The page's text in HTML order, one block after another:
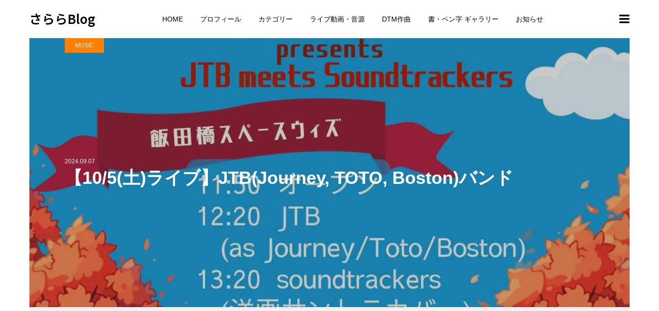
さららBlog HOME プロフィール カテゴリー ライブ動画・音源 DTM作曲 書・ペン字 ギャラリー お知らせ
2024.09.07
【10/5(土)ライブ】JTB(Journey, TOTO, Boston)バンド
MUSIC